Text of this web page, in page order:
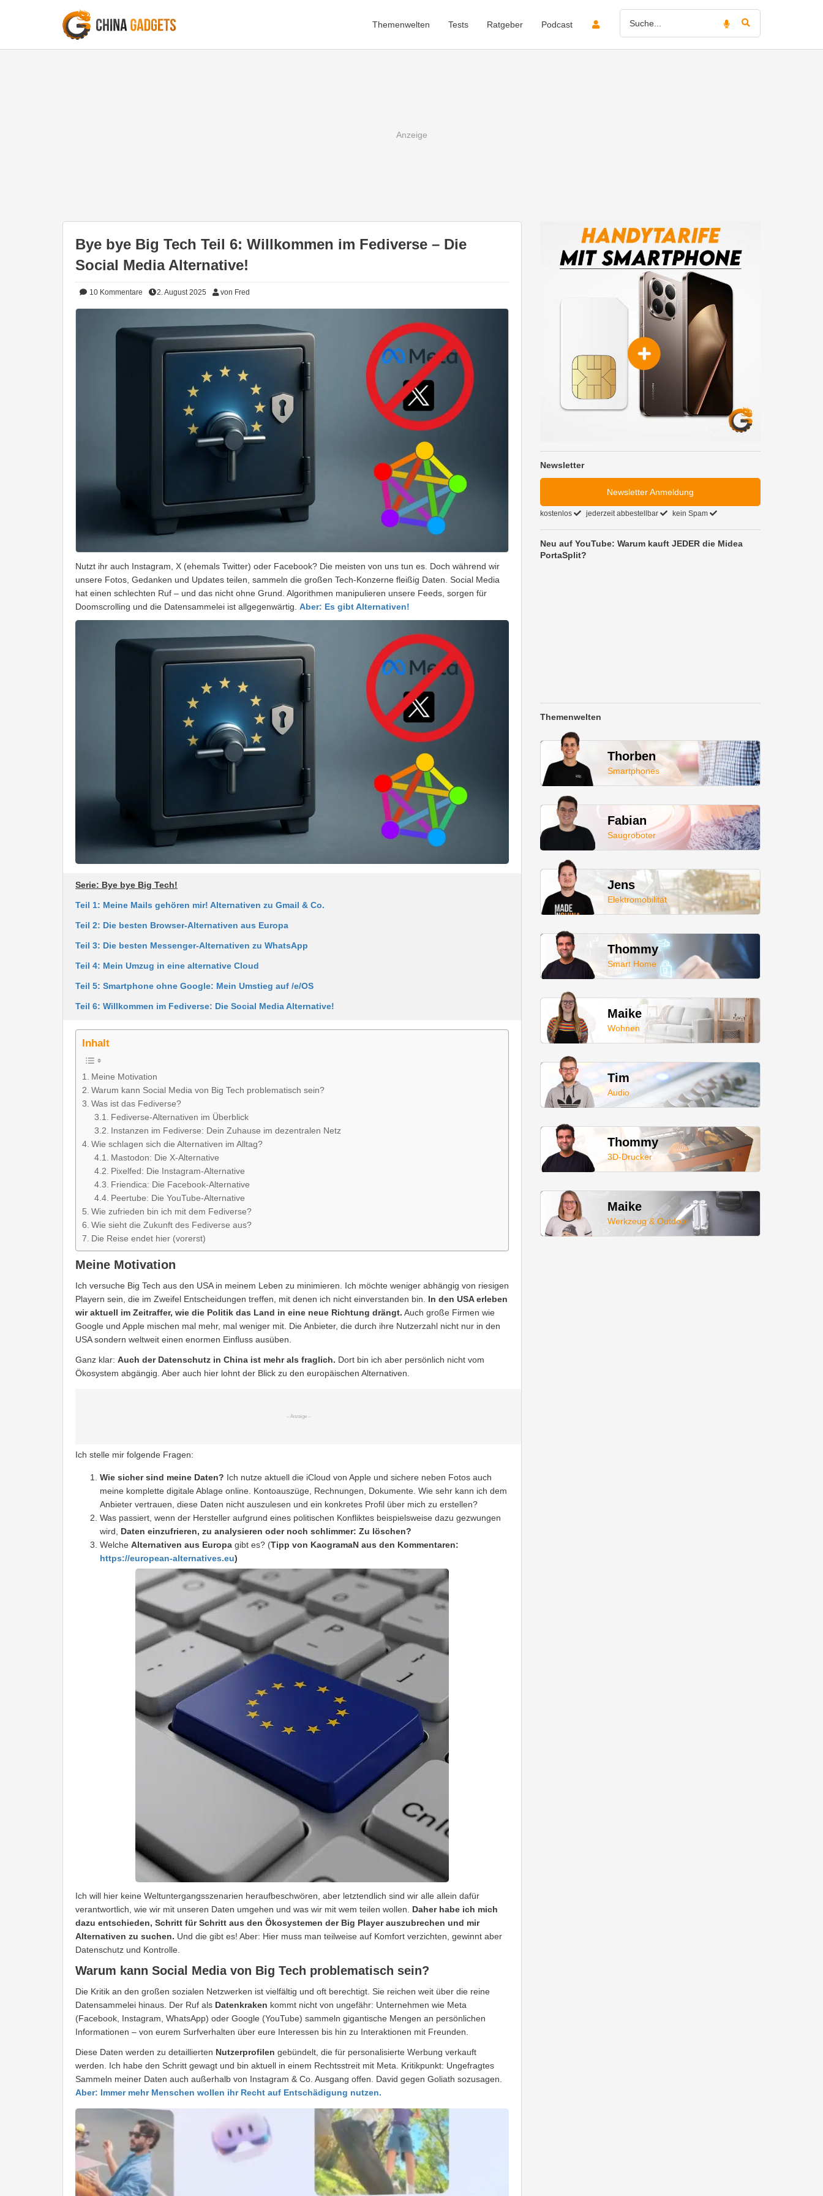
Themenwelten Tests Ratgeber Podcast
Bye bye Big Tech Teil 6: Willkommen im Fediverse – Die
Social Media Alternative!
10 Kommentare 2. August 2025 von Fred
Nutzt ihr auch Instagram, X (ehemals Twitter) oder Facebook? Die meisten von uns tun es. Doch während wir
unsere Fotos, Gedanken und Updates teilen, sammeln die großen Tech-Konzerne fleißig Daten. Social Media
hat einen schlechten Ruf – und das nicht ohne Grund. Algorithmen manipulieren unsere Feeds, sorgen für
Doomscrolling und die Datensammelei ist allgegenwärtig. Aber: Es gibt Alternativen!
Serie: Bye bye Big Tech!
Teil 1: Meine Mails gehören mir! Alternativen zu Gmail & Co.
Teil 2: Die besten Browser-Alternativen aus Europa
Teil 3: Die besten Messenger-Alternativen zu WhatsApp
Teil 4: Mein Umzug in eine alternative Cloud
Teil 5: Smartphone ohne Google: Mein Umstieg auf /e/OS
Teil 6: Willkommen im Fediverse: Die Social Media Alternative!
Inhalt
Meine Motivation
Warum kann Social Media von Big Tech problematisch sein?
Was ist das Fediverse?
Fediverse-Alternativen im Überblick
Instanzen im Fediverse: Dein Zuhause im dezentralen Netz
Wie schlagen sich die Alternativen im Alltag?
Mastodon: Die X-Alternative
Pixelfed: Die Instagram-Alternative
Friendica: Die Facebook-Alternative
Peertube: Die YouTube-Alternative
Wie zufrieden bin ich mit dem Fediverse?
Wie sieht die Zukunft des Fediverse aus?
Die Reise endet hier (vorerst)
Meine Motivation
Ich versuche Big Tech aus den USA in meinem Leben zu minimieren. Ich möchte weniger abhängig von riesigen
Playern sein, die im Zweifel Entscheidungen treffen, mit denen ich nicht einverstanden bin. In den USA erleben
wir aktuell im Zeitraffer, wie die Politik das Land in eine neue Richtung drängt. Auch große Firmen wie
Google und Apple mischen mal mehr, mal weniger mit. Die Anbieter, die durch ihre Nutzerzahl nicht nur in den
USA sondern weltweit einen enormen Einfluss ausüben.
Ganz klar: Auch der Datenschutz in China ist mehr als fraglich. Dort bin ich aber persönlich nicht vom
Ökosystem abgängig. Aber auch hier lohnt der Blick zu den europäischen Alternativen.
Ich stelle mir folgende Fragen:
Wie sicher sind meine Daten? Ich nutze aktuell die iCloud von Apple und sichere neben Fotos auch
meine komplette digitale Ablage online. Kontoauszüge, Rechnungen, Dokumente. Wie sehr kann ich dem
Anbieter vertrauen, diese Daten nicht auszulesen und ein konkretes Profil über mich zu erstellen?
Was passiert, wenn der Hersteller aufgrund eines politischen Konfliktes beispielsweise dazu gezwungen
wird, Daten einzufrieren, zu analysieren oder noch schlimmer: Zu löschen?
Welche Alternativen aus Europa gibt es? (Tipp von KaogramaN aus den Kommentaren:
https://european-alternatives.eu)
Ich will hier keine Weltuntergangsszenarien heraufbeschwören, aber letztendlich sind wir alle allein dafür
verantwortlich, wie wir mit unseren Daten umgehen und was wir mit wem teilen wollen. Daher habe ich mich
dazu entschieden, Schritt für Schritt aus den Ökosystemen der Big Player auszubrechen und mir
Alternativen zu suchen. Und die gibt es! Aber: Hier muss man teilweise auf Komfort verzichten, gewinnt aber
Datenschutz und Kontrolle.
Warum kann Social Media von Big Tech problematisch sein?
Die Kritik an den großen sozialen Netzwerken ist vielfältig und oft berechtigt. Sie reichen weit über die reine
Datensammelei hinaus. Der Ruf als Datenkraken kommt nicht von ungefähr: Unternehmen wie Meta
(Facebook, Instagram, WhatsApp) oder Google (YouTube) sammeln gigantische Mengen an persönlichen
Informationen – von eurem Surfverhalten über eure Interessen bis hin zu Interaktionen mit Freunden.
Diese Daten werden zu detaillierten Nutzerprofilen gebündelt, die für personalisierte Werbung verkauft
werden. Ich habe den Schritt gewagt und bin aktuell in einem Rechtsstreit mit Meta. Kritikpunkt: Ungefragtes
Sammeln meiner Daten auch außerhalb von Instagram & Co. Ausgang offen. David gegen Goliath sozusagen.
Aber: Immer mehr Menschen wollen ihr Recht auf Entschädigung nutzen.
Newsletter
Newsletter Anmeldung
kostenlos jederzeit abbestellbar kein Spam
Neu auf YouTube: Warum kauft JEDER die Midea
PortaSplit?
Themenwelten
Thorben
Smartphones
Fabian
Saugroboter
Jens
Elektromobilität
Thommy
Smart Home
Maike
Wohnen
Tim
Audio
Thommy
3D-Drucker
Maike
Werkzeug & Outdoor